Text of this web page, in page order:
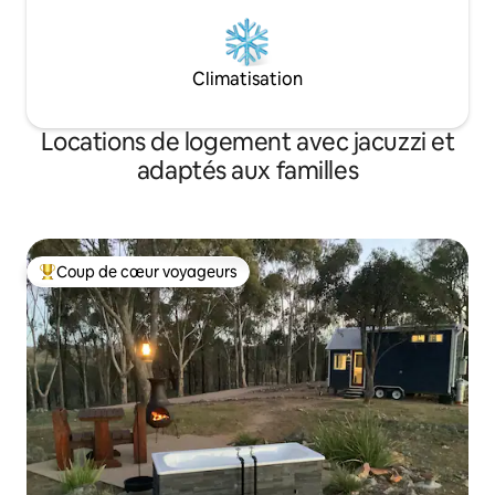
Climatisation
Locations de logement avec jacuzzi et
adaptés aux familles
Coups de cœur voyageurs les plus appréciés
Coup de cœur voyageurs